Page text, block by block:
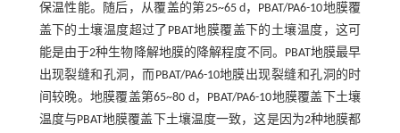
保温性能。随后，从覆盖的第25~65 d，PBAT/PA6-10地膜覆
盖下的土壤温度超过了PBAT地膜覆盖下的土壤温度，这可
能是由于2种生物降解地膜的降解程度不同。PBAT地膜最早
出现裂缝和孔洞，而PBAT/PA6-10地膜出现裂缝和孔洞的时
间较晚。地膜覆盖第65~80 d，PBAT/PA6-10地膜覆盖下土壤
温度与PBAT地膜覆盖下土壤温度一致，这是因为2种地膜都